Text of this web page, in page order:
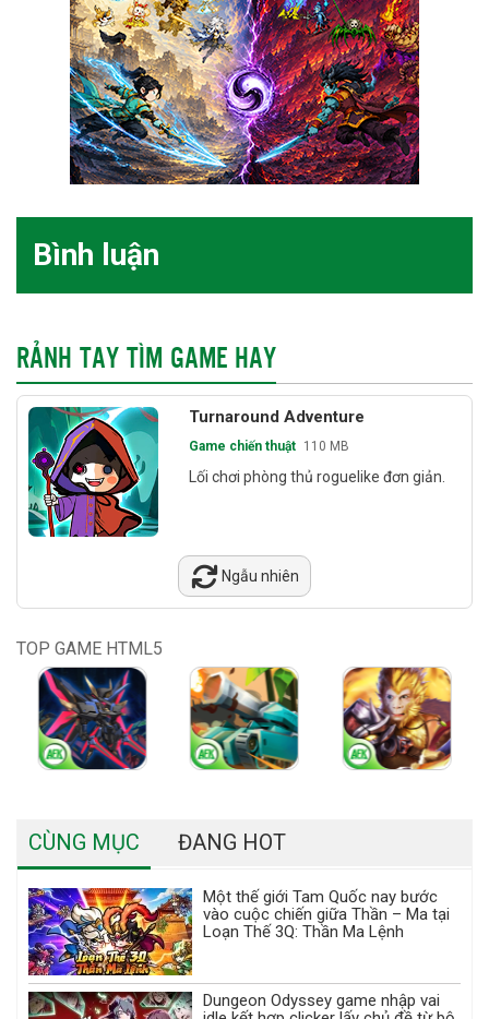
Bình luận
RẢNH TAY TÌM GAME HAY
Turnaround Adventure
Game chiến thuật 110 MB
Lối chơi phòng thủ roguelike đơn giản.
Ngẫu nhiên
TOP GAME HTML5
CÙNG MỤC ĐANG HOT
Một thế giới Tam Quốc nay bước
vào cuộc chiến giữa Thần – Ma tại
Loạn Thế 3Q: Thần Ma Lệnh
Dungeon Odyssey game nhập vai